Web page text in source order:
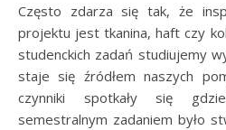
Często zdarza się tak, że inspiracją do przygotowania
projektu jest tkanina, haft czy
studenckich zadań studiujemy
staje się źródłem naszych
czynniki spotkały się
semestralnym zadaniem było